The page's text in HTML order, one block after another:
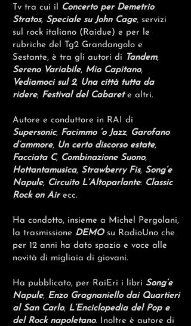
Tv tra cui il Concerto per Demetrio
Stratos, Speciale su John Cage, servizi
sul rock italiano (Raidue) e per le
rubriche del Tg2 Grandangolo e
Sestante, è tra gli autori di Tandem,
Sereno Variabile, Mio Capitano,
Vediamoci sul 2, Una città tutta da
ridere, Festival del Cabarete altri.
Autore e conduttore in RAI di
Supersonic, Facimmo ‘o Jazz, Garofano
d’ammore, Un certo discorso estate,
Facciata C, Combinazione Suono,
Hottantamusica, Strawberry Fis, Song’e
Napule, Circuito L’Altoparlante: Classic
Rock on Airecc.
Ha condotto, insieme a Michel Pergolani,
la trasmissione DEMOsu RadioUno che
per 12 anni ha dato spazio e voce alle
novità di migliaia di giovani.
Ha pubblicato, per RaiEri i libri Song’e
Napule, Enzo Gragnaniello dai Quartieri
al San Carlo, L’Enciclopedia del Pop e
del Rock napoletano. Inoltre è autore di